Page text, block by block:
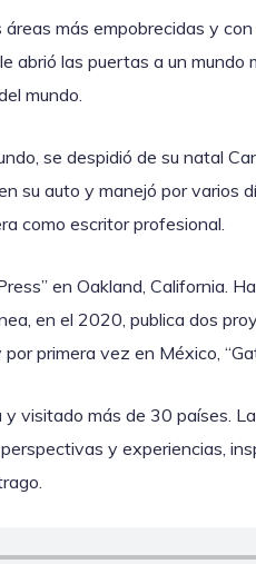
más empobrecidas y
abrió las puertas a un mundo
mundo.
se despidió de su natal
su auto y manejó por varios
como escritor profesional.
en Oakland, California.
en el 2020, publica dos
primera vez en México,
visitado más de 30 países.
y experiencias,